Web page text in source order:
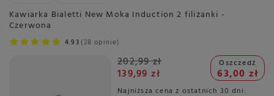
Kawiarka Bialetti New Moka Induction 2 filiżanki -
Czerwona
4.93 28 opinie
202,99 zł
139,99 zł
Oszczedź
63,00 zł
Najniższa cena z ostatnich 30 dni: